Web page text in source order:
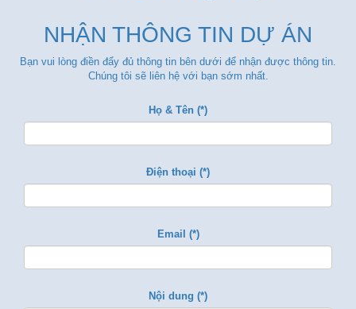
NHẬN THÔNG TIN DỰ ÁN
Bạn vui lòng điền đẩy đủ thông tin bên dưới để nhận được thông tin.
Chúng tôi sẽ liên hệ với bạn sớm nhất.
Họ & Tên (*)
Điện thoại (*)
Email (*)
Nội dung (*)